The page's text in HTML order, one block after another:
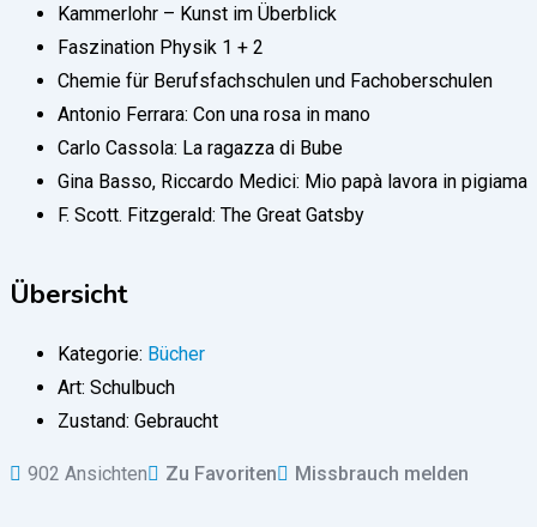
Kammerlohr – Kunst im Überblick
Faszination Physik 1 + 2
Chemie für Berufsfachschulen und Fachoberschulen
Antonio Ferrara: Con una rosa in mano
Carlo Cassola: La ragazza di Bube
Gina Basso, Riccardo Medici: Mio papà lavora in pigiama
F. Scott. Fitzgerald: The Great Gatsby
Übersicht
Kategorie: Bücher
Art: Schulbuch
Zustand: Gebraucht
902 Ansichten Zu Favoriten Missbrauch melden